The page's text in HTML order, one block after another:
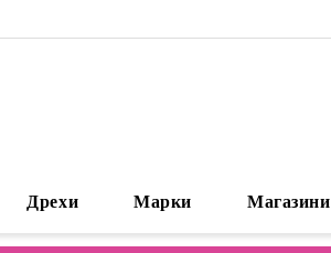
Дрехи Марки Магазини